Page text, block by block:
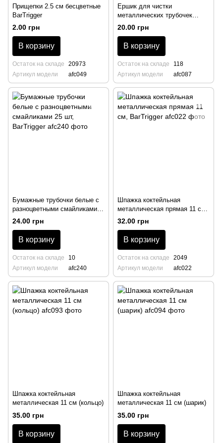
Прищепки 2.5 см беcцветные
BarTrigger
2.00 грн
В корзину
Остаток на складе
20973
Артикул модели
afc049
Ершик для чистки
металлических трубочек
BarTrigger
20.00 грн
В корзину
Остаток на складе
118
Артикул модели
afc087
Бумажные трубочки белые с
разноцветными смайликами
25 шт, BarTrigger
24.00 грн
В корзину
Остаток на складе
10
Артикул модели
afc240
Шпажка коктейльная
металлическая прямая 11 см,
BarTrigger
32.00 грн
В корзину
Остаток на складе
2049
Артикул модели
afc022
Шпажка коктейльная
металлическая 11 см (кольцо)
35.00 грн
В корзину
Шпажка коктейльная
металлическая 11 см (шарик)
35.00 грн
В корзину